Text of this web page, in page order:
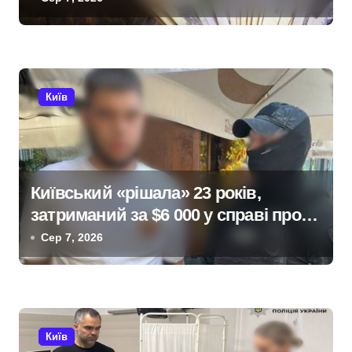
и
с
і
в
Київ
Київський «рішала» 23 років,
затриманий за $6 000 у справі про
«звільнення» від мобілізації
Сер 7, 2026
Київ